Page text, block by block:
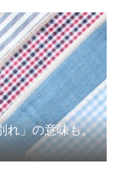
れ」の意味も。